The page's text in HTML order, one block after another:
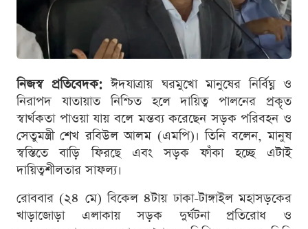
নিজস্ব প্রতিবেদক: ঈদযাত্রায় ঘরমুখো মানুষের নির্বিঘ্ন ও
নিরাপদ যাতায়াত নিশ্চিত হলে দায়িত্ব পালনের প্রকৃত
স্বার্থকতা পাওয়া যায় বলে মন্তব্য করেছেন সড়ক পরিবহন ও
সেতুমন্ত্রী শেখ রবিউল আলম (এমপি)। তিনি বলেন, মানুষ
স্বস্তিতে বাড়ি ফিরছে এবং সড়ক ফাঁকা হচ্ছে এটাই
দায়িত্বশীলতার সাফল্য।
রোববার (২৪ মে) বিকেল ৪টায় ঢাকা-টাঙ্গাইল মহাসড়কের
খাড়াজোড়া এলাকায় সড়ক দুর্ঘটনা প্রতিরোধ ও